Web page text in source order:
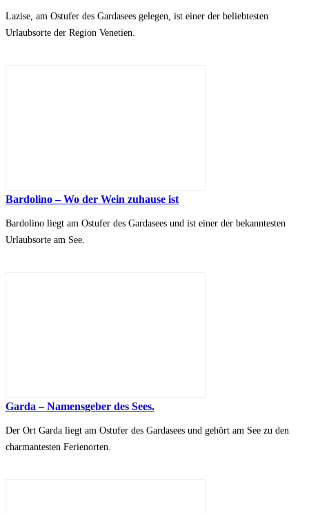
Lazise, am Ostufer des Gardasees gelegen, ist einer der beliebtesten
Urlaubsorte der Region Venetien.
Bardolino – Wo der Wein zuhause ist
Bardolino liegt am Ostufer des Gardasees und ist einer der bekanntesten
Urlaubsorte am See.
Garda – Namensgeber des Sees.
Der Ort Garda liegt am Ostufer des Gardasees und gehört am See zu den
charmantesten Ferienorten.